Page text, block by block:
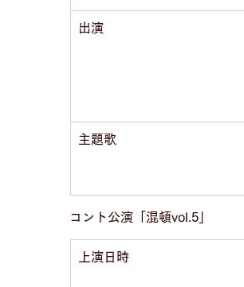
出演
主題歌
コント公演「混頓vol.5」
上演日時